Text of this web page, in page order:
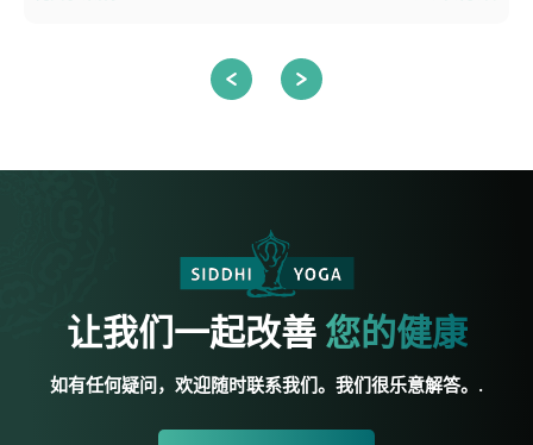
让我们一起改善 您的健康
如有任何疑问，欢迎随时联系我们。我们很乐意解答。.